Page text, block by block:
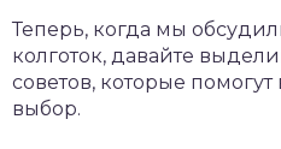
Теперь, когда мы
колготок, давайте
советов, которые
выбор.